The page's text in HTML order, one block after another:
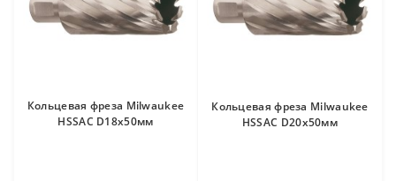
Кольцевая фреза Milwaukee
HSSAC D18х50мм
Кольцевая фреза Milwaukee
HSSAC D20х50мм